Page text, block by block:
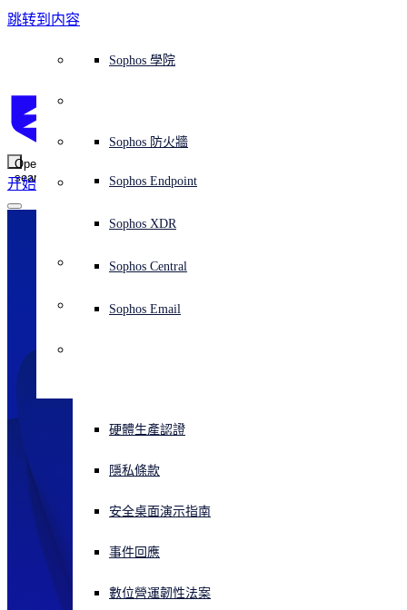
跳转到内容
Open
search
开始
平台概覽Sophos Central
Sophos AI
整合 marketplace 市集
威脅情報
免費試用
端點保護（下一代防毒軟體）
伺服器防護
Mobile Security
安全營運
XDR - 擴展式偵測與回應
身分識別安全
ITDR - 身分識別威脅偵測與回應
網路安全與基礎架構
下一代防火牆 (NGFW)
網路交換機
無線存取點
Workspace Protection
Workspace Protection
零信任網路存取 (ZTNA)
DNS 防護 (DNS Protection)
Email Monitoring System
Email Security
電子郵件與網路釣魚防護
雲端工作負載防護
託管式服務MDR - 託管式偵測與回應
漏洞管理（託管式風險）
諮詢服務概覽
專業服務
營運支援
免費工具
NIST 評估
使用案例全天候守護我的組織
保障遠端與混合辦公員工的安全
應對網路保險要求
保護我的 Microsoft 環境
啟用雲端原生安全性
所有解決方案
教育
政府部門
醫療保健
製造業
零售業
為什麼選擇 Sophos？
獎項與榮譽
競爭對手比較
公司
媒體
職位空缺
信任中心
信任中心概覽
安全設計
負責任的披露
ESG
企業政策
網路安全指引
硬體生產認證
隱私條款
安全桌面演示指南
事件回應
數位營運韌性法案
Sophos 合作夥伴
Partner Program 合作夥伴計畫
Partner care 支援
合作夥伴培訓
合作夥伴部落格
通路合作夥伴
OEM
整合和 API
威脅情報X-Ops 威脅研究
AI 研究
威脅檔案
威脅資料庫
威脅研究部落格
檢視所有資源
案例研究
報告
線上研討會
白皮書
影片
部落格
Sophos 部落格
AI 研究
安全營運
合作夥伴部落格
獲得協助（支援）
緊急事件回應
支援計劃
客戶成功
技術客戶經理（TAM）
聯絡 Sophos 支援
聯絡 Partner Care
下載及更新
Sophos 狀態頁面
安全公告
提交威脅
產品支援
產品文件
Sophos 防火牆
Sophos Endpoint
Sophos XDR
Sophos Central
Sophos Email
培訓
Sophos 學院